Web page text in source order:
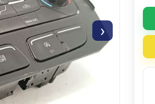
›